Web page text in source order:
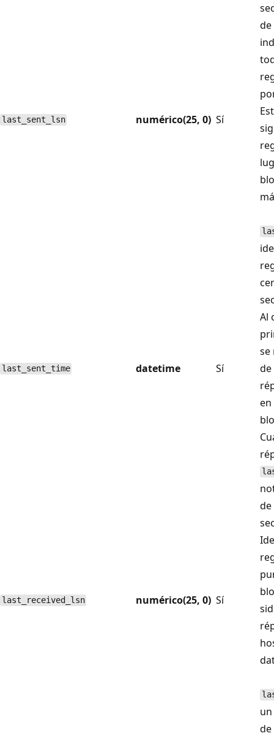
last_sent_lsn numérico(25, 0) Sí
last_sent_time datetime Sí
Al
se
de
en
last_received_lsn numérico(25, 0) Sí
de